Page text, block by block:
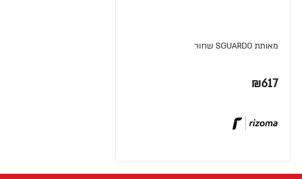
מאותת SGUARDO שחור
₪617